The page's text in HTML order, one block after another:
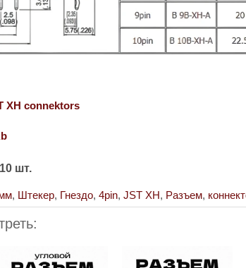
XH connektors
шт.
, Штекер, Гнездо, 4pin, JST XH, Разъем,